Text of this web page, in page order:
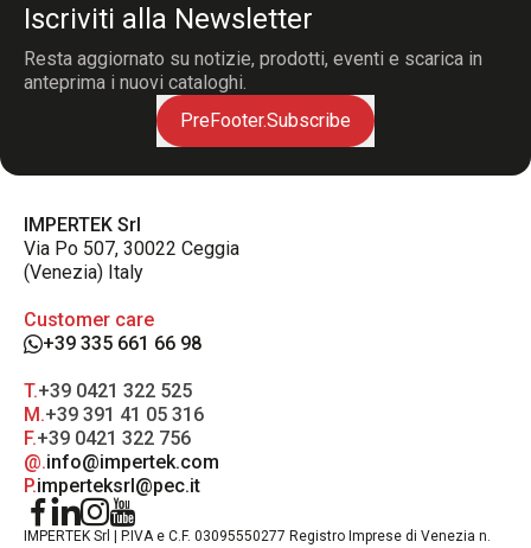
Iscriviti alla Newsletter
Resta aggiornato su notizie, prodotti, eventi e scarica in
anteprima i nuovi cataloghi.
PreFooter.Subscribe
IMPERTEK Srl
Via Po 507, 30022 Ceggia
(Venezia) Italy
Customer care
+39 335 661 66 98
T.+39 0421 322 525
M.+39 391 41 05 316
F.+39 0421 322 756
@.info@impertek.com
P.imperteksrl@pec.it
IMPERTEK Srl | P.IVA e C.F. 03095550277 Registro Imprese di Venezia n.